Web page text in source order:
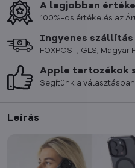
Leírás
A legjobban
100%-os értékelés az
Ingyenes
FOXPOST, GLS, Magyar
Apple tartozékok
Segítünk a választásban